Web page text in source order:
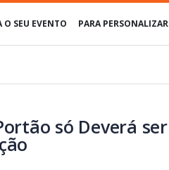
O SEU EVENTO PARA PERSONALIZAR
só Deverá